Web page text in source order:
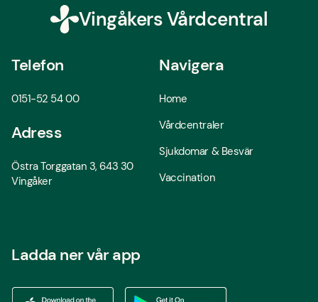
Vingåkers Vårdcentral
Telefon
0151-52 54 00
Adress
Östra Torggatan 3, 643 30
Vingåker
Navigera
Home
Vårdcentraler
Sjukdomar & Besvär
Vaccination
Ladda ner vår app